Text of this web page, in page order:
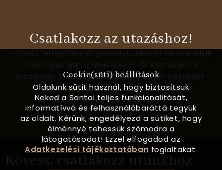
Csatlakozz az utazáshoz!
szabályzat szerint használjuk személyes adataidat.
KÉRD ÖTLETLEVELÜNKET
Kövess, csatlakozz utunkhoz
Cookie(süti) beállítások
Oldalunk sütit használ, hogy biztosítsuk
Neked a Santai teljes funkcionalitását,
informatívvá és felhasználóbaráttá tegyük
az oldalt. Kérünk, engedélyezd a sütiket, hogy
élménnyé tehessük számodra a
látogatásodat! Ezzel elfogadod az
Adatkezelési tájékoztatóban foglaltakat.